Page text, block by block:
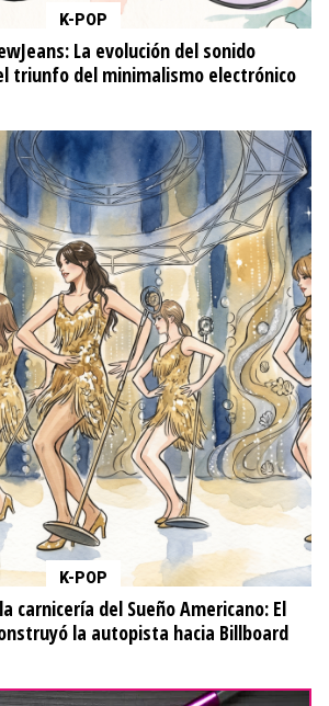
K-POP
La evolución del sonido
triunfo del minimalismo electrónico
K-POP
carnicería del Sueño Americano: El
la autopista hacia Billboard